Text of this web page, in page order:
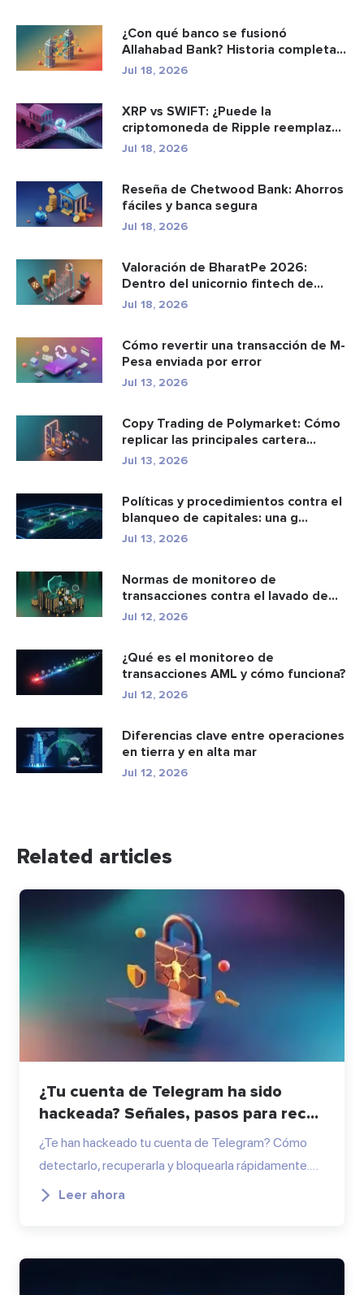
¿Con qué banco se fusionó
Allahabad Bank? Historia completa
de ...
Jul 18, 2026
XRP vs SWIFT: ¿Puede la
criptomoneda de Ripple reemplazar
a los p...
Jul 18, 2026
Reseña de Chetwood Bank: Ahorros
fáciles y banca segura
Jul 18, 2026
Valoración de BharatPe 2026:
Dentro del unicornio fintech de
2.85...
Jul 18, 2026
Cómo revertir una transacción de M-
Pesa enviada por error
Jul 13, 2026
Copy Trading de Polymarket: Cómo
replicar las principales cartera...
Jul 13, 2026
Políticas y procedimientos contra el
blanqueo de capitales: una g...
Jul 13, 2026
Normas de monitoreo de
transacciones contra el lavado de
dinero: c...
Jul 12, 2026
¿Qué es el monitoreo de
transacciones AML y cómo funciona?
Jul 12, 2026
Diferencias clave entre operaciones
en tierra y en alta mar
Jul 12, 2026
Related articles
¿Tu cuenta de Telegram ha sido
hackeada? Señales, pasos para rec...
¿Te han hackeado tu cuenta de Telegram? Cómo
detectarlo, recuperarla y bloquearla rápidamente.…
Leer ahora